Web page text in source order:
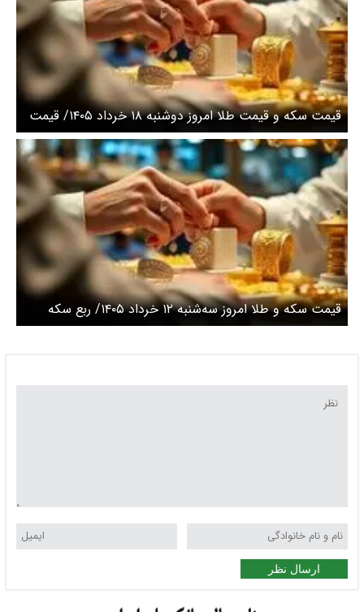
قیمت سکه و قیمت طلا امروز دوشنبه ۱۸ خرداد ۱۴۰۵/ قیمت
طلای 18 عیار امروز چند؟+ جدول
قیمت سکه و طلا امروز سه‌شنبه ۱۲ خرداد ۱۴۰۵/ ربع سکه
امروز چند؟ + جدول
ارسال نظر